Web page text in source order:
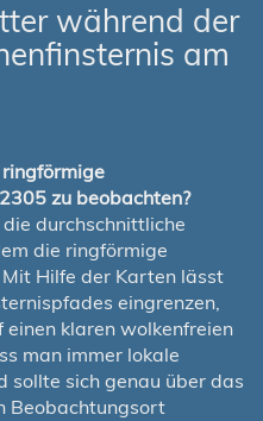
während der
am
zu beobachten?
durchschnittliche
die ringförmige
Hilfe der Karten lässt
eingrenzen,
klaren wolkenfreien
man immer lokale
sollte sich genau über das
Beobachtungsort